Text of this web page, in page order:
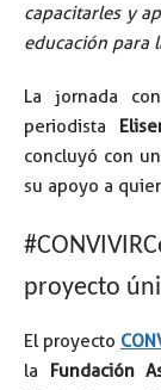
capacitarles y
educación para
La jornada
periodista
concluyó con
su apoyo a
proyecto
El proyecto
la Fundación